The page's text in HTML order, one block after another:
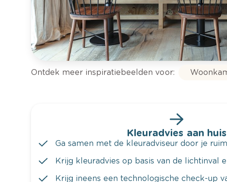
Ontdek meer inspiratiebeelden voor:
Kleuradvies aan huis
Ga samen met de kleuradviseur door je
Krijg kleuradvies op basis van de lichtinval
Krijg ineens een technologische check-up